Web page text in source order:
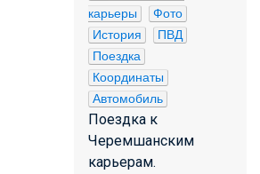
карьеры
Фото
История
ПВД
Поездка
Координаты
Автомобиль
Поездка к
Черемшанским
карьерам.